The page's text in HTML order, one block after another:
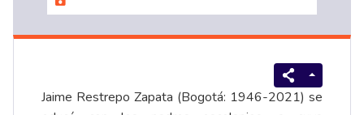
Jaime Restrepo Zapata (Bogotá: 1946-2021) se